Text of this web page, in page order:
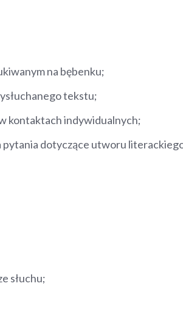
na bębenku;
tekstu;
kontaktach indywidualnych;
pytania dotyczące utworu
słuchu;